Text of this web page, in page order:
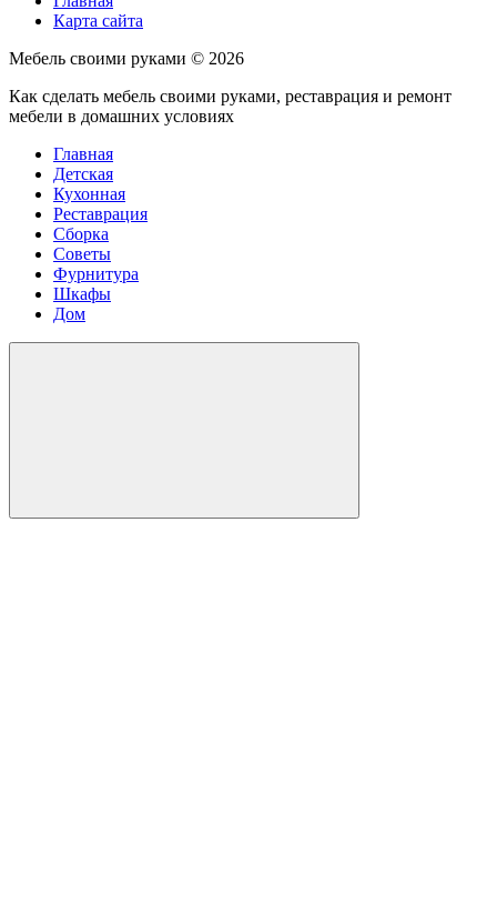
Карта сайта
Мебель своими руками © 2026
Как сделать мебель своими руками, реставрация и ремонт
мебели в домашних условиях
Главная
Детская
Кухонная
Реставрация
Сборка
Советы
Фурнитура
Шкафы
Дом